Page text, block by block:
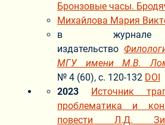
Бронзовые часы.
Михайлова Мария
в
издательство
МГУ имени М.В.
№ 4 (60), с. 120-132 DOI
2023
Источник
проблематика и
повести Л.Д.